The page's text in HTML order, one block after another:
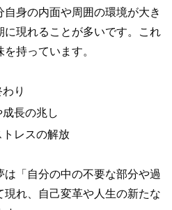
身の内面や周囲の環境が大き
に現れることが多いです。これ
持っています。
り
長の兆し
レスの解放
「自分の中の不要な部分や過
れ、自己変革や人生の新たな